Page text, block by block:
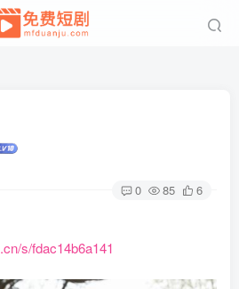
0 85 6
s/fdac14b6a141